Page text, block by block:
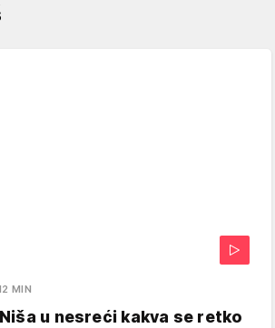
MIN
u nesreći kakva se retko